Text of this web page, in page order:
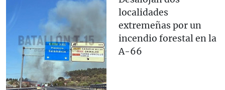
localidades
extremeñas por un
incendio forestal en la
A-66